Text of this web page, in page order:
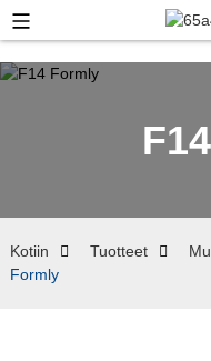
Kotiin Tuotteet
Formly